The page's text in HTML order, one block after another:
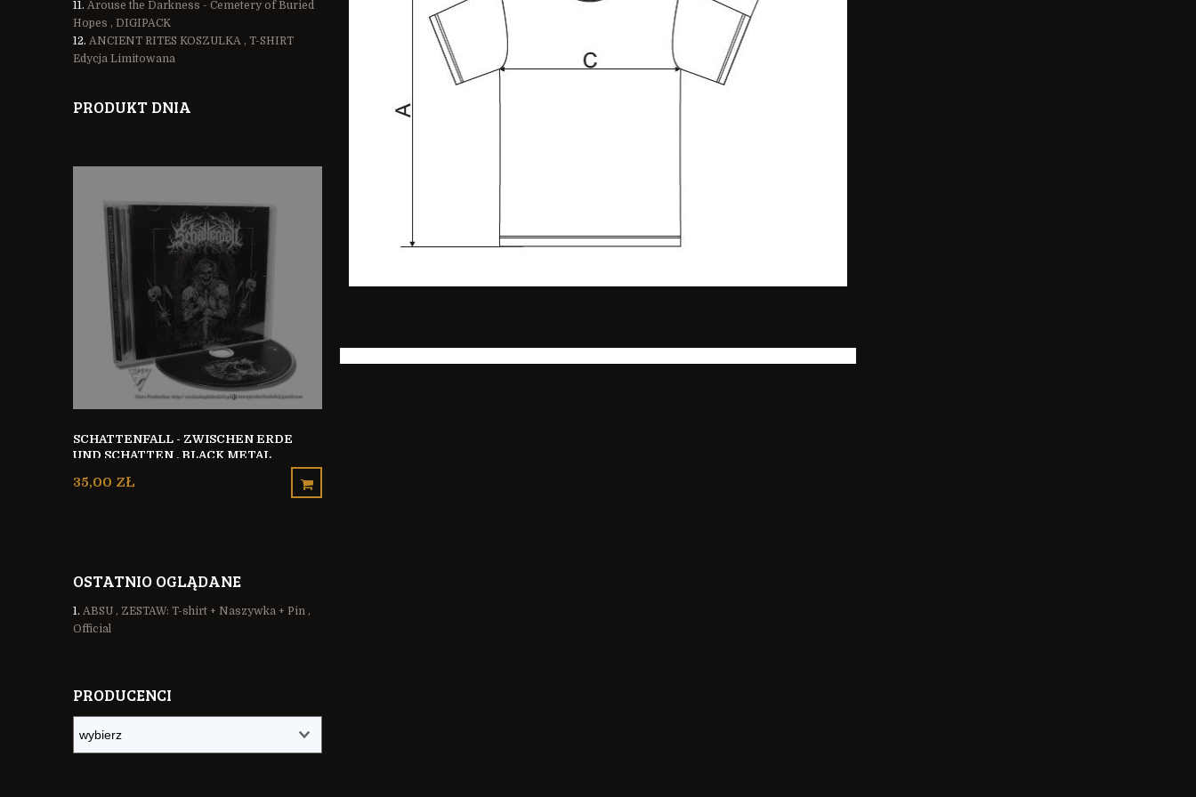
Arouse the Darkness - Cemetery of Buried
Hopes , DIGIPACK
ANCIENT RITES KOSZULKA , T-SHIRT
Edycja Limitowana
PRODUKT DNIA
SCHATTENFALL - ZWISCHEN ERDE
UND SCHATTEN , BLACK METAL
35,00 ZŁ
OSTATNIO OGLĄDANE
ABSU , ZESTAW: T-shirt + Naszywka + Pin ,
Official
PRODUCENCI